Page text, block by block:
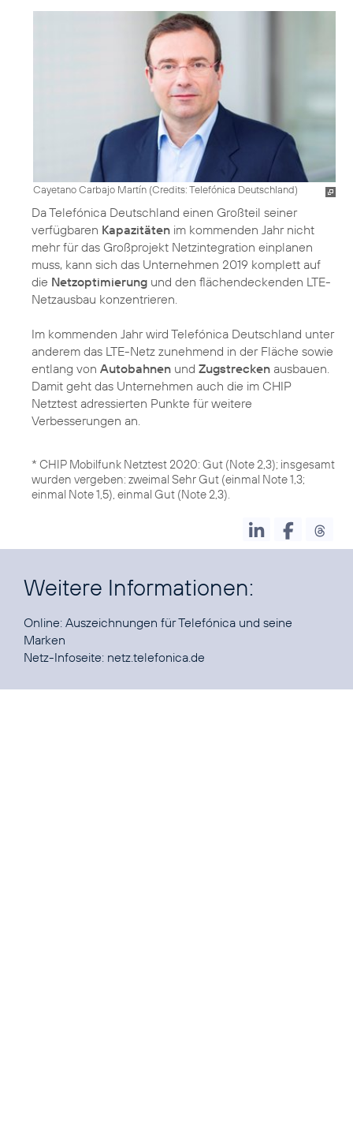
Cayetano Carbajo Martín (Credits: Telefónica Deutschland)
Da Telefónica Deutschland einen Großteil seiner
verfügbaren Kapazitäten im kommenden Jahr nicht
mehr für das Großprojekt Netzintegration einplanen
muss, kann sich das Unternehmen 2019 komplett auf
die Netzoptimierung und den flächendeckenden LTE-
Netzausbau konzentrieren.
Im kommenden Jahr wird Telefónica Deutschland unter
anderem das LTE-Netz zunehmend in der Fläche sowie
entlang von Autobahnen und Zugstrecken ausbauen.
Damit geht das Unternehmen auch die im CHIP
Netztest adressierten Punkte für weitere
Verbesserungen an.
* CHIP Mobilfunk Netztest 2020: Gut (Note 2,3); insgesamt
wurden vergeben: zweimal Sehr Gut (einmal Note 1,3;
einmal Note 1,5), einmal Gut (Note 2,3).
Weitere Informationen:
Online: Auszeichnungen für Telefónica und seine
Marken
Netz-Infoseite: netz.telefonica.de